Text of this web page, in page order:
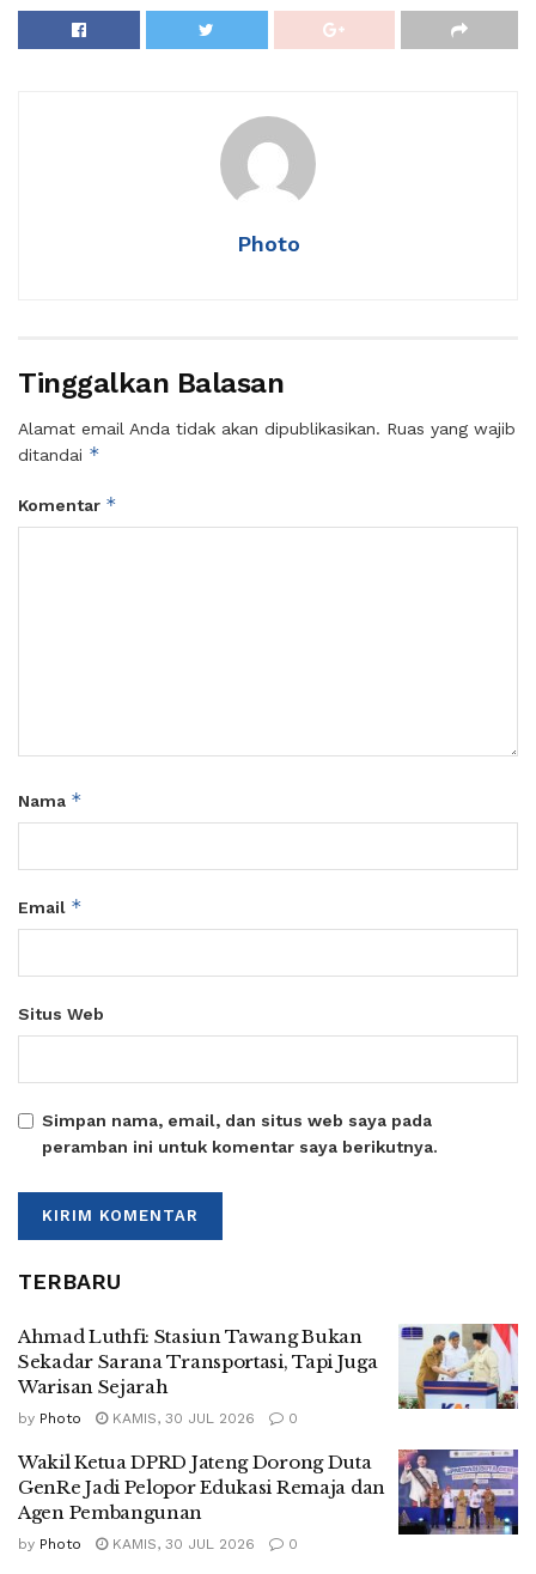
Photo
Tinggalkan Balasan
Alamat email Anda tidak akan dipublikasikan. Ruas yang wajib
ditandai *
Komentar *
Nama *
Email *
Situs Web
Simpan nama, email, dan situs web saya pada
peramban ini untuk komentar saya berikutnya.
TERBARU
Ahmad Luthfi: Stasiun Tawang Bukan
Sekadar Sarana Transportasi, Tapi Juga
Warisan Sejarah
by Photo KAMIS, 30 JUL 2026 0
Wakil Ketua DPRD Jateng Dorong Duta
GenRe Jadi Pelopor Edukasi Remaja dan
Agen Pembangunan
by Photo KAMIS, 30 JUL 2026 0